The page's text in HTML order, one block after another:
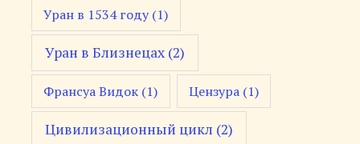
Уран в 1534 году(1)
Уран в Близнецах(2)
Франсуа Видок (1) Цензура (1)
Цивилизационный цикл (2)